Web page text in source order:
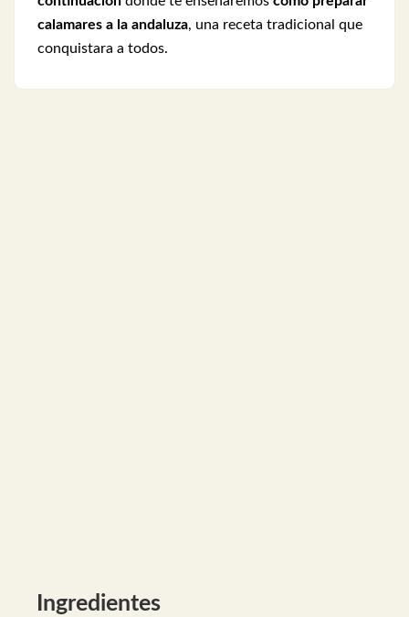
calamares a la andaluza, una receta tradicional que
conquistara a todos.
Ingredientes